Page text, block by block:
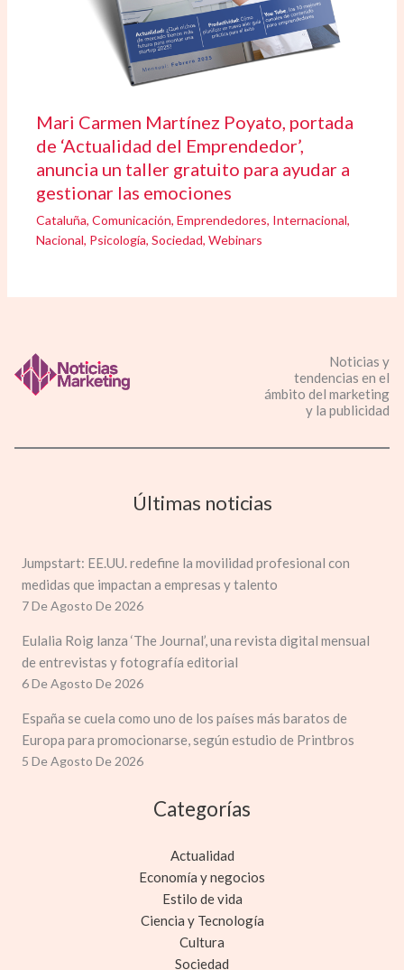
Mari Carmen Martínez Poyato, portada
de ‘Actualidad del Emprendedor’,
anuncia un taller gratuito para ayudar a
gestionar las emociones
Cataluña,Comunicación,Emprendedores, Internacional,
Nacional, Psicología,Sociedad,Webinars
Noticias y
tendencias en el
ámbito del marketing
y la publicidad
Últimas noticias
Jumpstart: EE.UU. redefine la movilidad profesional con
medidas que impactan a empresas y talento
7 De Agosto De 2026
Eulalia Roig lanza ‘The Journal’, una revista digital mensual
de entrevistas y fotografía editorial
6 De Agosto De 2026
España se cuela como uno de los países más baratos de
Europa para promocionarse, según estudio de Printbros
5 De Agosto De 2026
Categorías
Actualidad
Economía y negocios
Estilo de vida
Ciencia y Tecnología
Cultura
Sociedad